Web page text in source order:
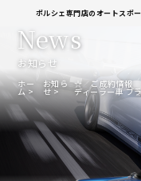
ポルシェ専門店のオートスポ
お知らせ
News
ホー
ム
お知ら
せ
☆ ご成約情報
ディーラー車